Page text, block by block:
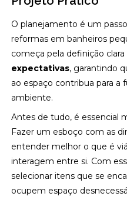
O planejamento é um
reformas em banheiros
começa pela definição clara
expectativas, garantindo
ao espaço contribua para a
ambiente.
Antes de tudo, é essencial
Fazer um esboço com as
entender melhor o que é
interagem entre si. Com
selecionar itens que se
ocupem espaço